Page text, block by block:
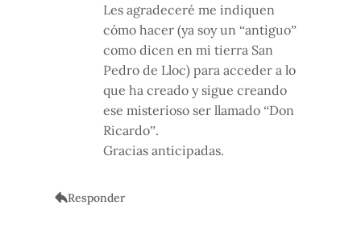
Les agradeceré me indiquen
cómo hacer (ya soy un “antiguo”
como dicen en mi tierra San
Pedro de Lloc) para acceder a lo
que ha creado y sigue creando
ese misterioso ser llamado “Don
Ricardo”.
Gracias anticipadas.
Responder